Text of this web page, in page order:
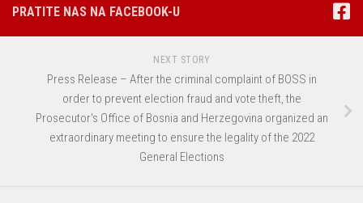
PRATITE NAS NA FACEBOOK-U
NEXT STORY
Press Release – After the criminal complaint of BOSS in
order to prevent election fraud and vote theft, the
Prosecutor's Office of Bosnia and Herzegovina organized an
extraordinary meeting to ensure the legality of the 2022
General Elections